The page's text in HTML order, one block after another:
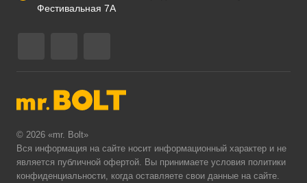
Фестивальная 7А
© 2026 «mr. Bolt»
Вся информация на сайте носит информационный характер и не
является публичной офертой. Вы принимаете условия политики
конфиденциальности, когда оставляете свои данные на сайте.